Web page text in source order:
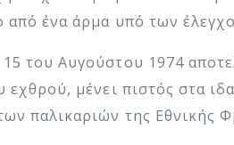
από ένα άρμα υπό των
του Αυγούστου 1974
μένει πιστός στα
παλικαριών της Εθνικής